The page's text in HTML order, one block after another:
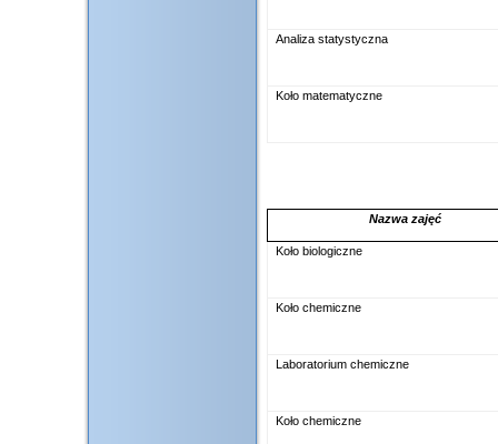
Analiza statystyczna
Koło matematyczne
Nazwa zajęć
Koło biologiczne
Koło chemiczne
Laboratorium chemiczne
Koło chemiczne